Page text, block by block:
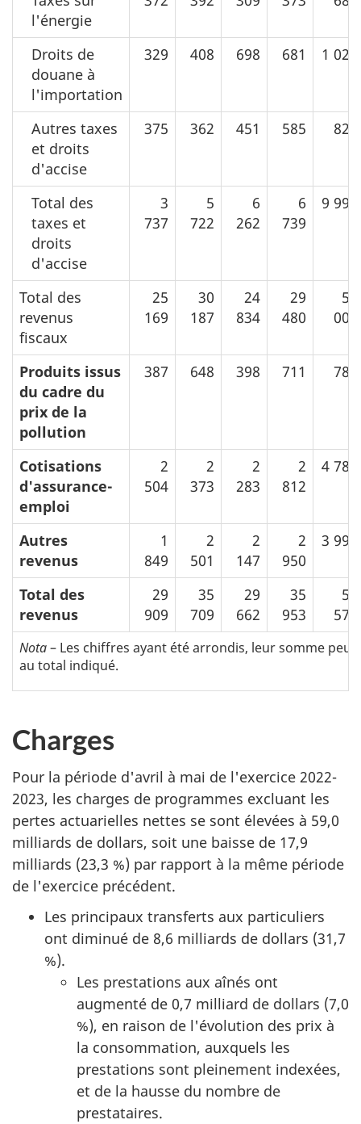
l'énergie
Droits de
douane à
l'importation
329 408 698 681 1 027
Autres taxes
et droits
d'accise
375 362 451 585 826
Total des
taxes et
droits
d'accise
3
737
5
722
6
262
6
739
9 999
Total des
revenus
fiscaux
25
169
30
187
24
834
29
480
50
003
Produits issus
du cadre du
prix de la
pollution
387 648 398 711 785
Cotisations
d'assurance-
emploi
2
504
2
373
2
283
2
812
4 787
Autres
revenus
1
849
2
501
2
147
2
950
3 996
Total des
revenus
29
909
35
709
29
662
35
953
59
571
Nota– Les chiffres ayant été arrondis, leur somme
au total indiqué.
Charges
Pour la période d'avril à mai de l'exercice 2022-
2023, les charges de programmes excluant les
pertes actuarielles nettes se sont élevées à 59,0
milliards de dollars, soit une baisse de 17,9
milliards (23,3 %) par rapport à la même période
de l'exercice précédent.
Les principaux transferts aux particuliers
ont diminué de 8,6 milliards de dollars (31,7
%).
Les prestations aux aînés ont
augmenté de 0,7 milliard de dollars (7,0
%), en raison de l'évolution des prix à
la consommation, auxquels les
prestations sont pleinement indexées,
et de la hausse du nombre de
prestataires.